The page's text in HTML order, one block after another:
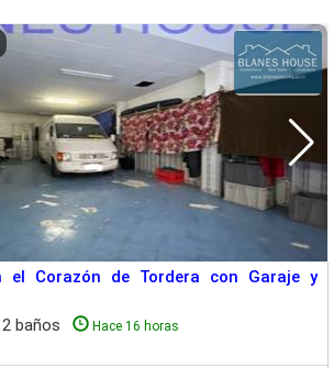
el Corazón de Tordera con Garaje y
2 baños Hace 16 horas